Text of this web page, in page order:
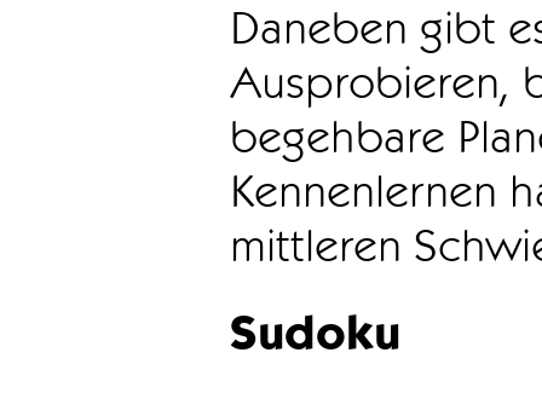
Daneben gibt
Ausprobieren,
begehbare
Kennenlernen
mittleren
Sudoku